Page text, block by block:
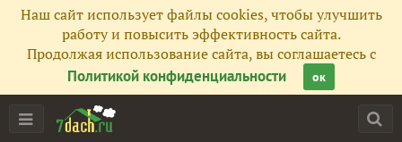
Наш сайт использует файлы cookies, чтобы улучшить
работу и повысить эффективность сайта.
Продолжая использование сайта, вы соглашаетесь с
Политикой конфиденциальности
ок